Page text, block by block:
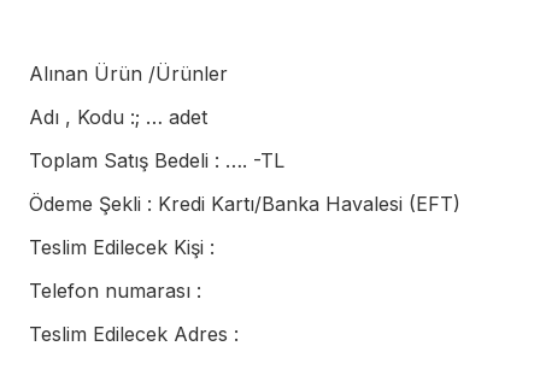
Alınan Ürün /Ürünler
Adı , Kodu :; … adet
Toplam Satış Bedeli : …. -TL
Ödeme Şekli : Kredi Kartı/Banka Havalesi (EFT)
Teslim Edilecek Kişi :
Telefon numarası :
Teslim Edilecek Adres :